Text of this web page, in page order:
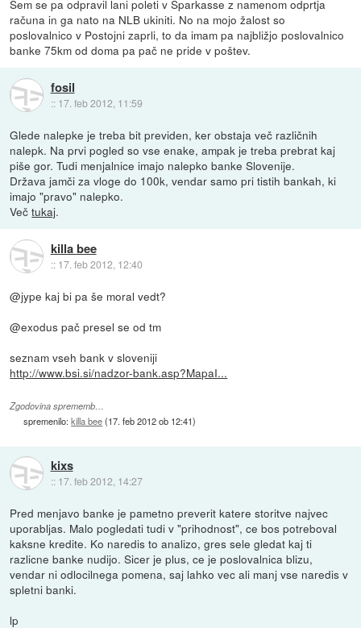
Sem se pa odpravil lani poleti v Sparkasse z namenom odprtja
računa in ga nato na NLB ukiniti. No na mojo žalost so
poslovalnico v Postojni zaprli, to da imam pa najbližjo poslovalnico
banke 75km od doma pa pač ne pride v poštev.
fosil
:: 17. feb 2012, 11:59
Glede nalepke je treba bit previden, ker obstaja več različnih
nalepk. Na prvi pogled so vse enake, ampak je treba prebrat kaj
piše gor. Tudi menjalnice imajo nalepko banke Slovenije.
Država jamči za vloge do 100k, vendar samo pri tistih bankah, ki
imajo "pravo" nalepko.
Večtukaj.
killa bee
:: 17. feb 2012, 12:40
@jype kaj bi pa še moral vedt?
@exodus pač presel se od tm
seznam vseh bank v sloveniji
http://www.bsi.si/nadzor-bank.asp?MapaI...
Zgodovina sprememb…
spremenilo:killa bee(17. feb 2012 ob 12:41)
kixs
:: 17. feb 2012, 14:27
Pred menjavo banke je pametno preverit katere storitve najvec
uporabljas. Malo pogledati tudi v "prihodnost", ce bos potreboval
kaksne kredite. Ko naredis to analizo, gres sele gledat kaj ti
razlicne banke nudijo. Sicer je plus, ce je poslovalnica blizu,
vendar ni odlocilnega pomena, saj lahko vec ali manj vse naredis v
spletni banki.
lp